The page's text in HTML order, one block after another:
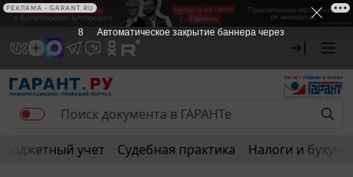
Бюджетный учет Судебная практика Налоги и
8 Автоматическое закрытие баннера через
РЕКЛАМА • GARANT.RU